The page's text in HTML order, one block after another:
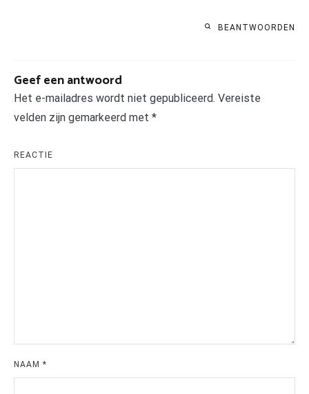
BEANTWOORDEN
Geef een antwoord
Het e-mailadres wordt niet gepubliceerd. Vereiste
velden zijn gemarkeerd met *
REACTIE
NAAM *